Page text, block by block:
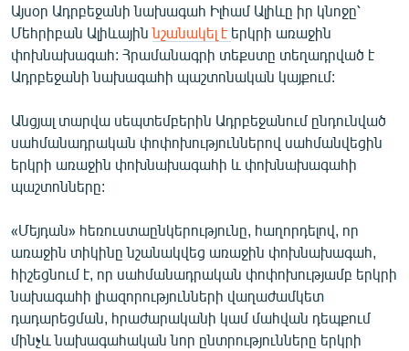
ԱՐԽԻՎ
ՏԵՍԱՆՅՈՒԹԵՐ
ԲԱՆԱՎԵՃ
ՁԳՏԵԼՈՎ ԼԱՎԱԳՈՒՅՆԻՆ
ՓՈԴՔԱՍԹ
Հայերեն
English
Русский
ՀԵՏԵՎԵՔ ՄԵԶ
Այսօր Ադրբեջանի նախագահ Իլհամ Ալիևը իր կնոջը՝
Մեհրիբան Ալիևայիննշանակել է երկրի առաջին
փոխնախագահ: Հրամանագրի տեքստը տեղադրված է
Ադրբեջանի նախագահի պաշտոնական կայքում:
Անցյալ տարվա սեպտեմբերին Ադրբեջանում ընդունված
սահմանադրական փոփոխություններով սահմանվեցին
երկրի առաջին փոխնախագահի և փոխնախագահի
պաշտոնները:
«Մեյդան» հեռուստաընկերությունը, հաղորդելով, որ
առաջին տիկինը նշանակվեց առաջին փոխնախագահ,
հիշեցնում է, որ սահմանադրական փոփոխությամբ երկրի
նախագահի լիազորությունների վաղաժամկետ
դադարեցման, հրաժարականի կամ մահվան դեպքում
մինչև նախագահական նոր ընտրությունները երկրի